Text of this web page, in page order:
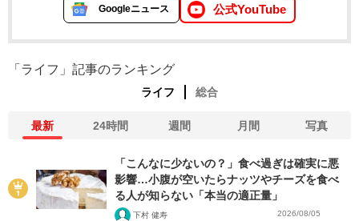
Googleニュース 公式YouTube
「ライフ」記事のランキング
ライフ 総合
最新 24時間 週間 月間 写真
「こんなに少ないの？」食べ過ぎは確実に悪
影響…小腹が空いたらナッツやチーズを食べ
る人が知らない「本当の適正量」
下村 健寿 2026/08/05